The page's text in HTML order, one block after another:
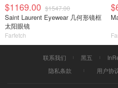
$1169.00 $1547.00
Saint Laurent Eyewear 几何形镜框
太阳眼镜
Farfetch
联系我们 黑五
隐私条款
用户协